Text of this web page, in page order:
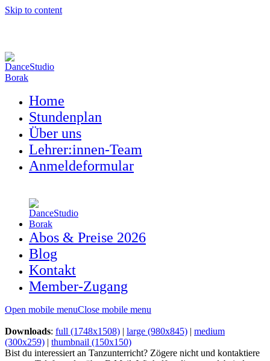
Skip to content
Home
Stundenplan
Über uns
Lehrer:innen-Team
Anmeldeformular
Abos & Preise 2026
Blog
Kontakt
Member-Zugang
Open mobile menuClose mobile menu
Downloads: full (1748x1508) | large (980x845) | medium
(300x259) | thumbnail (150x150)
Bist du interessiert an Tanzunterricht? Zögere nicht und kontaktiere